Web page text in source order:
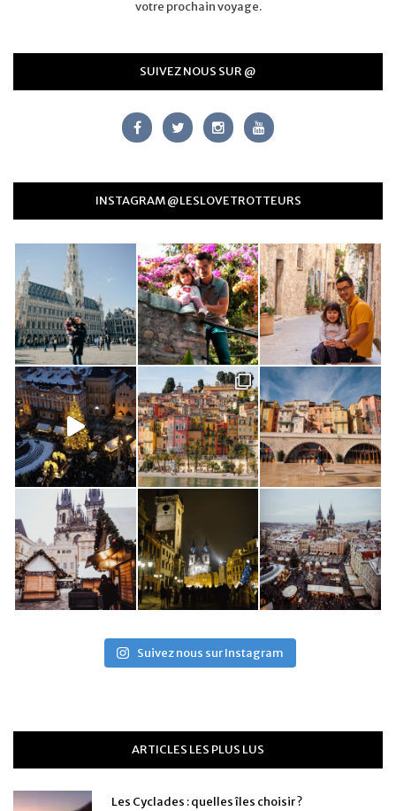
votre prochain voyage.
SUIVEZ NOUS SUR @
INSTAGRAM @LESLOVETROTTEURS
Suivez nous sur Instagram
ARTICLES LES PLUS LUS
Les Cyclades : quelles îles choisir ?